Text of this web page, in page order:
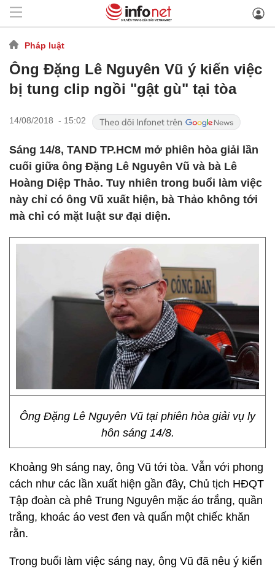
Pháp luật
Ông Đặng Lê Nguyên Vũ ý kiến việc
bị tung clip ngồi "gật gù" tại tòa
14/08/2018 - 15:02
Sáng 14/8, TAND TP.HCM mở phiên hòa giải lần
cuối giữa ông Đặng Lê Nguyên Vũ và bà Lê
Hoàng Diệp Thảo. Tuy nhiên trong buổi làm việc
này chỉ có ông Vũ xuất hiện, bà Thảo không tới
mà chỉ có mặt luật sư đại diện.
Ông Đặng Lê Nguyên Vũ tại phiên hòa giải vụ ly
hôn sáng 14/8.
Khoảng 9h sáng nay, ông Vũ tới tòa. Vẫn với phong
cách như các lần xuất hiện gần đây, Chủ tịch HĐQT
Tập đoàn cà phê Trung Nguyên mặc áo trắng, quần
trắng, khoác áo vest đen và quấn một chiếc khăn
rằn.
Trong buổi làm việc sáng nay, ông Vũ đã nêu ý kiến